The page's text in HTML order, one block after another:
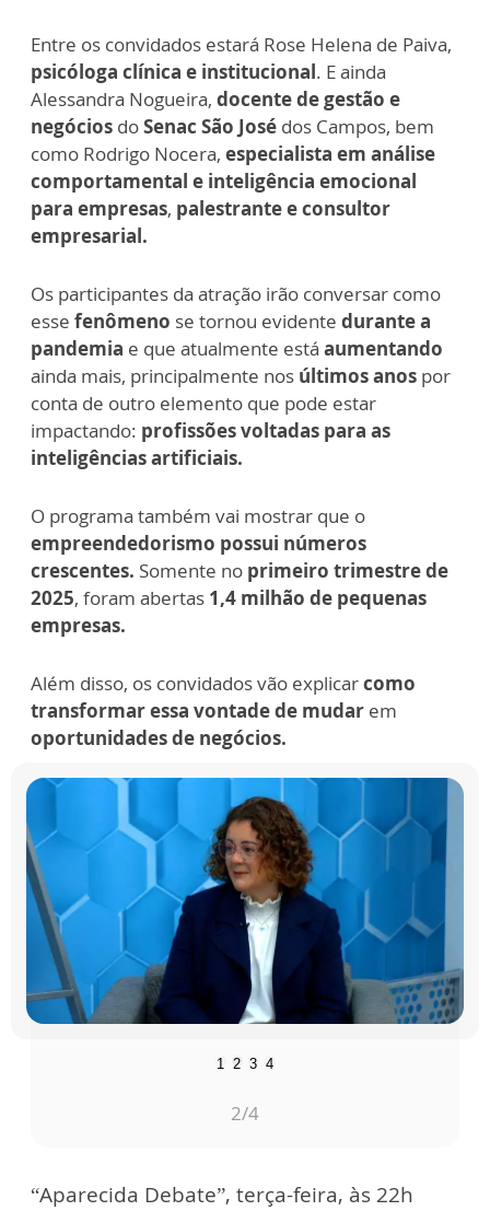
Entre os convidados estará Rose Helena de Paiva,
psicóloga clínica e institucional. E ainda
Alessandra Nogueira, docente de gestão e
negócios doSenac São José dos Campos, bem
como Rodrigo Nocera, especialista em análise
comportamental e inteligência emocional
para empresas, palestrante e consultor
empresarial.
Os participantes da atração irão conversar como
esse fenômeno se tornou evidente durante a
pandemia e que atualmente está aumentando
ainda mais, principalmente nos últimos anos por
conta de outro elemento que pode estar
impactando: profissões voltadas para as
inteligências artificiais.
O programa também vai mostrar que o
empreendedorismo possui números
crescentes. Somente no primeiro trimestre de
2025, foram abertas 1,4 milhão de pequenas
empresas.
Além disso, os convidados vão explicarcomo
transformar essa vontade de mudar em
oportunidades de negócios.
1 2 3 4
3/4
“Aparecida Debate”, terça-feira, às 22h